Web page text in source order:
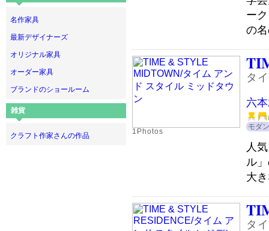
名作家具
最新デザイナーズ
オリジナル家具
オーダー家具
ブランドのショールーム
雑貨
クラフト作家さんの作品
ー
の
1Photos
タ
六
モダン
人
ル
大
タ